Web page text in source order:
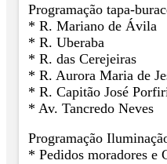
Programação tapa-
* R. Mariano de Ávila
* R. Uberaba
* R. das Cerejeiras
* R. Aurora Maria de
* R. Capitão José
* Av. Tancredo Neves
Programação
* Pedidos moradores e